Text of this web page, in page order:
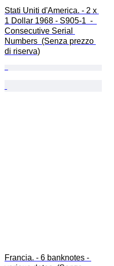
Stati Uniti d'America. - 2 x
1 Dollar 1968 - S905-1  -
Consecutive Serial
Numbers  (Senza prezzo
di riserva)
Francia. - 6 banknotes -